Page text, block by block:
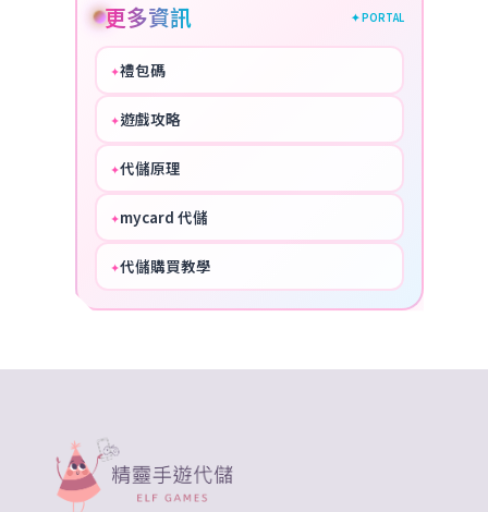
更多資訊 ✦ PORTAL
✦禮包碼
✦遊戲攻略
✦代儲原理
✦mycard 代儲
✦代儲購買教學